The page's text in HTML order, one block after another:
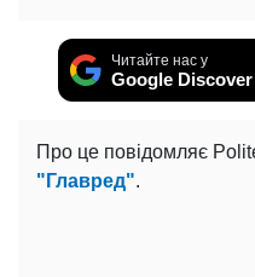
Читайте нас у
Google Discover
Про це повідомляє
"Главред".